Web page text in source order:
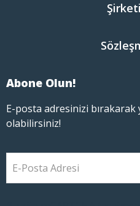
Abone Olun!
E-posta adresinizi
olabilirsiniz!
E-Posta Adresi